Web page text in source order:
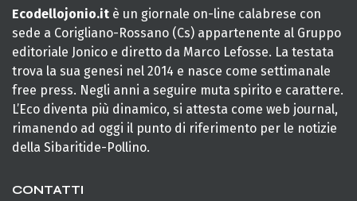
Ecodellojonio.it è un giornale on-line calabrese con
sede a Corigliano-Rossano (Cs) appartenente al Gruppo
editoriale Jonico e diretto da Marco Lefosse. La testata
trova la sua genesi nel 2014 e nasce come settimanale
free press. Negli anni a seguire muta spirito e carattere.
L’Eco diventa più dinamico, si attesta come web journal,
rimanendo ad oggi il punto di riferimento per le notizie
della Sibaritide-Pollino.
CONTATTI